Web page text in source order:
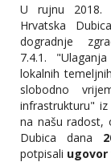
U rujnu 2018.
Hrvatska
dogradnje
7.4.1.
lokalnih
slobodno
infrastrukturu"
na našu radost,
Dubica dana
potpisali ugovor